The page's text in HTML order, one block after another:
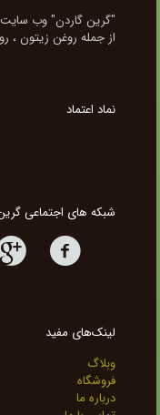
"گرین گاردن" وب سایت
از جمله روغن زیتون ،
نماد اعتماد
شبکه های اجتماعی
لینک‌های مفید
وبلاگ
فروشگاه
درباره ما